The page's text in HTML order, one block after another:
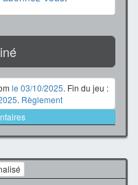
le 03/10/2025. Fin du jeu :
. Règlement